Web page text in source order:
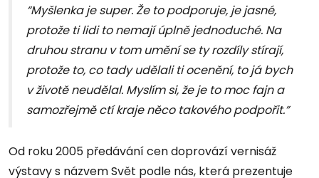
“Myšlenka je super. Že to podporuje, je jasné,
protože ti lidi to nemají úplně jednoduché. Na
druhou stranu v tom umění se ty rozdíly stírají,
protože to, co tady udělali ti ocenění, to já bych
v životě neudělal. Myslím si, že je to moc fajn a
samozřejmě ctí kraje něco takového podpořit.”
Od roku 2005 předávání cen doprovází vernisáž
výstavy s názvem Svět podle nás, která prezentuje